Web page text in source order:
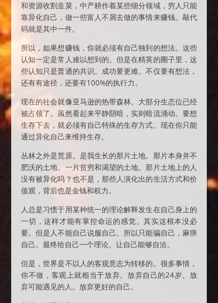
和资源收割韭菜，中产耕作着某些细分领域，穷人只能
靠异化自己，做一些富人不屑去做的事情来赚钱。敲代
码就是其中一件。
所以，如果想赚钱，你就必须有自己独到的想法。这些
认知一定是常人难以想到的。但是在精英的圈子里，这
些认知只是普通的共识。成功要更难。不仅要有想法，
还有有途径，还要有100%的执行力。
现在的社会就像亚马逊的热带森林。大部分生态位已经
被占领了。虽然看起来平静阴暗，实则暗流涌动。要想
生存下去，就必须有自己特殊的生存方式。现在你只能
通过异化自己来维持生存。
丛林之外是荒原。是我生长的那片土地。那片本身并不
肥沃的土地。一片贫穷和渴望的土地。那片土地上的人
没有被异化吗？也不是，那些人演化出的生活方式和价
值观，背后也是金钱和权力。
人总是习惯于用某种统一的理论解释发生在自己身上的
一切，这样才能有掌控命运的感觉。其实这根本没必
要。但是人不能自己说服自己。所以只能骗自己，麻痹
自己。最终给自己一个理论。让自己能够自洽。
但是，世界是不以人的客观意志为转移的。很多事情，
你不做，客观上就相当于放弃。放弃自己的24岁。放
弃可能遇见的人。放弃更好的自己。